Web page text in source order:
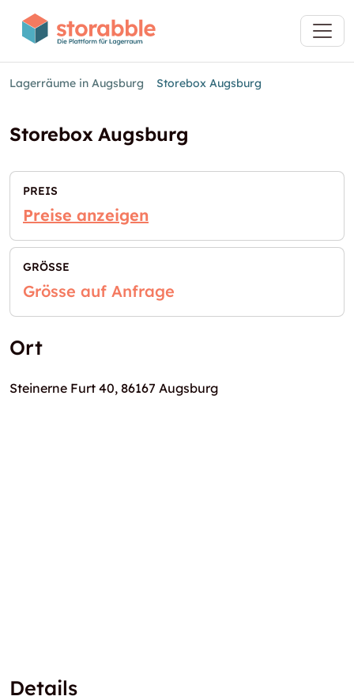
Lagerräume in Augsburg Storebox Augsburg
Storebox Augsburg
PREIS
Preise anzeigen
GRÖSSE
Grösse auf Anfrage
Ort
Steinerne Furt 40, 86167 Augsburg
Details